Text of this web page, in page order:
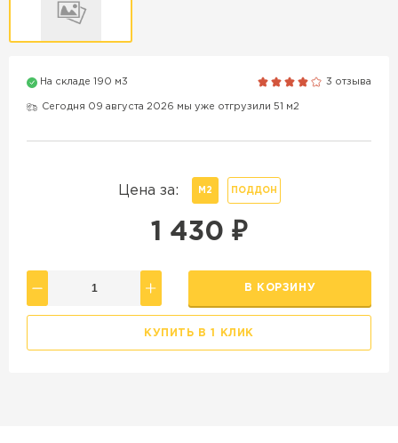
На складе 190 м3 3 отзыва
Сегодня 09 августа 2026 мы уже отгрузили 51 м2
Цена за: М2 ПОДДОН
1 430 ₽
В КОРЗИНУ
КУПИТЬ В 1 КЛИК
ПОКАЗАТЬ БОЛЬШЕ
ВСЕ ПРОИЗВОДИТЕЛИ